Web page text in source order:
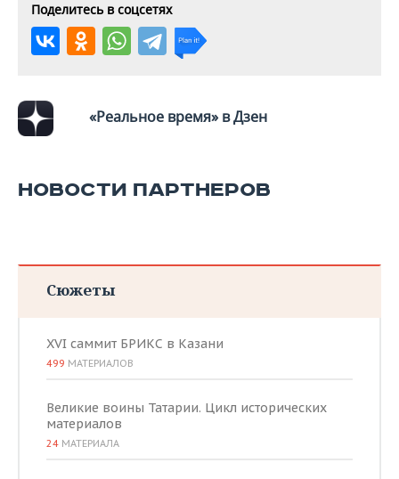
Поделитесь в соцсетях
«Реальное время» в Дзен
НОВОСТИ ПАРТНЕРОВ
Сюжеты
XVI саммит БРИКС в Казани
499 МАТЕРИАЛОВ
Великие воины Татарии. Цикл исторических
материалов
24 МАТЕРИАЛА